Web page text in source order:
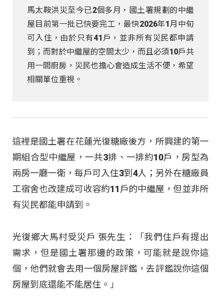
馬太鞍洪災至今已2個多月，國土署規劃的中繼
屋目前第一批已快要完工，最快2026年1月中旬
可入住，由於只有41戶，並非所有災民都申請
到；而對於中繼屋的空間太少，而且必須10戶共
用一間廚房，災民也擔心會造成生活不便，希望
相關單位重視。
這裡是國土署在花蓮光復糖廠後方，所興建的第一
期組合型中繼屋，一共3排、一排約10戶，房型為
兩房一廳一衛，每戶可入住3到4人；另外在糖廠員
工宿舍也改建成可收容約11戶的中繼屋，但並非所
有災民都能申請到。
光復鄉大馬村受災戶 張先生：「我們住戶有提出
需求，但是國土署那邊的政策，可能就是說你這
個，他們就會去用一個房屋評鑑，去評鑑說你這個
房屋到底還能不能居住。」